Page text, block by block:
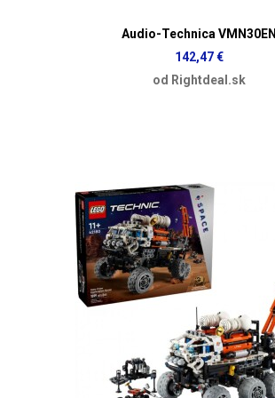
Audio-Technica VMN30EN
142,47 €
od Rightdeal.sk